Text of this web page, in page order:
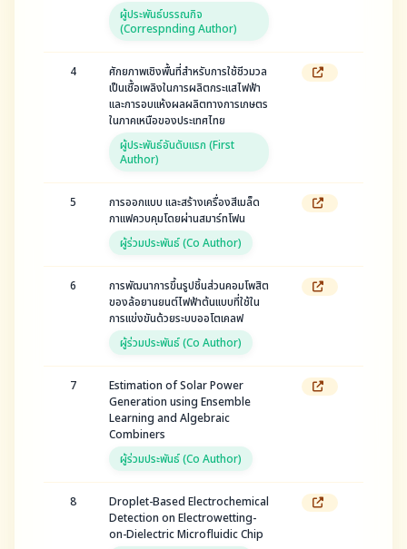
ผู้ประพันธ์บรรณกิจ
(Correspnding Author)
4
ศักยภาพเชิงพื้นที่สำหรับการใช้ชีวมวล
เป็นเชื้อเพลิงในการผลิตกระแสไฟฟ้า
และการอบแห้งผลผลิตทางการเกษตร
ในภาคเหนือของประเทศไทย
ผู้ประพันธ์อันดับแรก (First
Author)
5
การออกแบบ และสร้างเครื่องสีเมล็ด
กาแฟควบคุมโดยผ่านสมาร์ทโฟน
ผู้ร่วมประพันธ์ (Co Author)
6
การพัฒนาการขึ้นรูปชิ้นส่วนคอมโพสิต
ของล้อยานยนต์ไฟฟ้าต้นแบบที่ใช้ใน
การแข่งขันด้วยระบบออโตเคลฟ
ผู้ร่วมประพันธ์ (Co Author)
7
Estimation of Solar Power
Generation using Ensemble
Learning and Algebraic
Combiners
ผู้ร่วมประพันธ์ (Co Author)
8
Droplet-Based Electrochemical
Detection on Electrowetting-
on-Dielectric Microfluidic Chip